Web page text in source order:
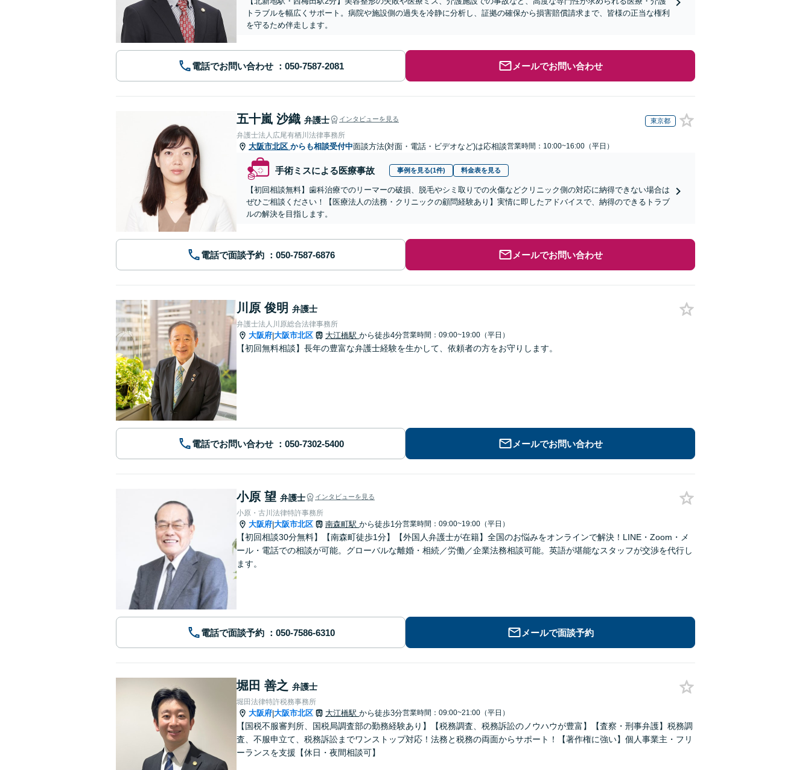
トラブルを幅広くサポート。病院や施設側の過失を冷静に分析し、証拠の確保から損害賠償請求まで、皆様の正当な権利
を守るため伴走します。
電話でお問い合わせ メールでお問い合わせ
五十嵐 沙織 弁護士 インタビューを見る 東京都
弁護士法人広尾有栖川法律事務所
大阪市北区 からも相談受付中面談方法(対面・電話・ビデオなど)は応相談営業時間：10:00~16:00（平日）
手術ミスによる医療事故 事例を見る(1件) 料金表を見る
【初回相談無料】歯科治療でのリーマーの破損、脱毛やシミ取りでの火傷などクリニック側の対応に納得できない場合は
ぜひご相談ください！【医療法人の法務・クリニックの顧問経験あり】実情に即したアドバイスで、納得のできるトラブ
ルの解決を目指します。
電話で面談予約 メールでお問い合わせ
川原 俊明 弁護士
弁護士法人川原総合法律事務所
大阪府|大阪市北区 大江橋駅 から徒歩4分営業時間：09:00~19:00（平日）
【初回無料相談】長年の豊富な弁護士経験を生かして、依頼者の方をお守りします。
電話でお問い合わせ メールでお問い合わせ
小原 望 弁護士 インタビューを見る
小原・古川法律特許事務所
大阪府|大阪市北区 南森町駅 から徒歩1分営業時間：09:00~19:00（平日）
【初回相談30分無料】【南森町徒歩1分】【外国人弁護士が在籍】全国のお悩みをオンラインで解決！LINE・Zoom・メ
ール・電話での相談が可能。グローバルな離婚・相続／労働／企業法務相談可能。英語が堪能なスタッフが交渉を代行し
ます。
電話で面談予約 メールで面談予約
堀田 善之 弁護士
堀田法律特許税務事務所
大阪府|大阪市北区 大江橋駅 から徒歩3分営業時間：09:00~21:00（平日）
【国税不服審判所、国税局調査部の勤務経験あり】【税務調査、税務訴訟のノウハウが豊富】【査察・刑事弁護】税務調
査、不服申立て、税務訴訟までワンストップ対応！法務と税務の両面からサポート！【著作権に強い】個人事業主・フリ
ーランスを支援【休日・夜間相談可】